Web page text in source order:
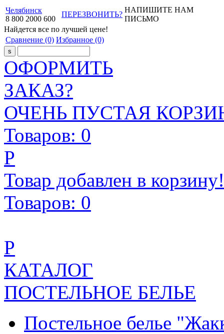
Челябинск
8 800 2000 600
ПЕРЕЗВОНИТЬ?
НАПИШИТЕ НАМ
ПИСЬМО
Найдется все по лучшей цене!
Сравнение (0) Избранное (0)
ОФОРМИТЬ
ЗАКАЗ?
ОЧЕНЬ ПУСТАЯ
Товаров: 0
Р
Товар добавлен в корзину!
Товаров: 0
Р
КАТАЛОГ
ПОСТЕЛЬНОЕ БЕЛЬЕ
Постельное белье